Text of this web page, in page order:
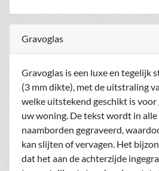
Gravoglas
Gravoglas is een luxe en tegelijk
(3 mm dikte), met de uitstraling
welke uitstekend geschikt is
uw woning. De tekst wordt in alle
naamborden gegraveerd,
kan slijten of vervagen. Het
dat het aan de achterzijde